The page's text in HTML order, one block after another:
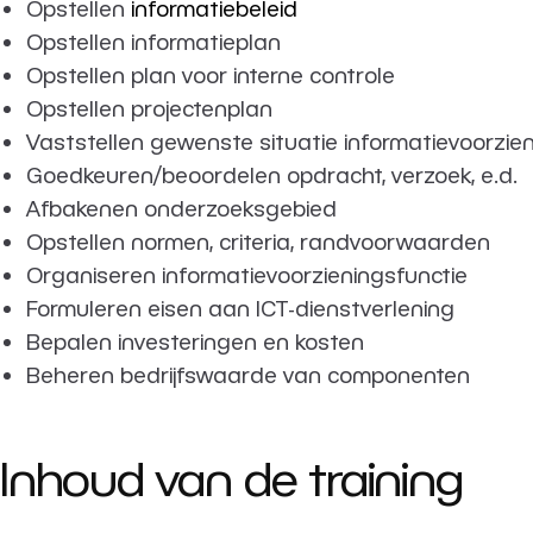
Opstellen informatiebeleid
Opstellen informatieplan
Opstellen plan voor interne controle
Opstellen projectenplan
Vaststellen gewenste situatie
Goedkeuren/beoordelen opdracht, verzoek, e.d.
Afbakenen onderzoeksgebied
Opstellen normen, criteria, randvoorwaarden
Organiseren informatievoorzieningsfunctie
Formuleren eisen aan ICT-dienstverlening
Bepalen investeringen en kosten
Beheren bedrijfswaarde van componenten
Inhoud van de training